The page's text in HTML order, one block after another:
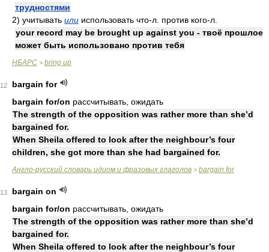
трудностями
2) учитывать или использовать что-л. против кого-л.
your record may be brought up against you - твоё прошлое
может быть использовано против тебя
НБАРС > bring up
12
bargain for
bargain for/on рассчитывать, ожидать
The strength of the opposition was rather more than she’d
bargained for.
When Sheila offered to look after the neighbour’s four
children, she got more than she had bargained for.
Англо-русский словарь идиом и фразовых глаголов > bargain for
13
bargain on
bargain for/on рассчитывать, ожидать
The strength of the opposition was rather more than she’d
bargained for.
When Sheila offered to look after the neighbour’s four